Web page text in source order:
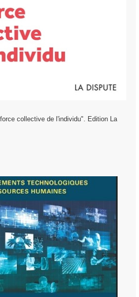
collective de l'individu". Edition La